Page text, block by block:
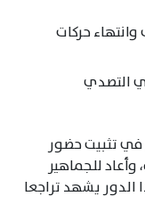
حركات
التصدي
تثبيت حضور
للجماهير
يشهد تراجعا